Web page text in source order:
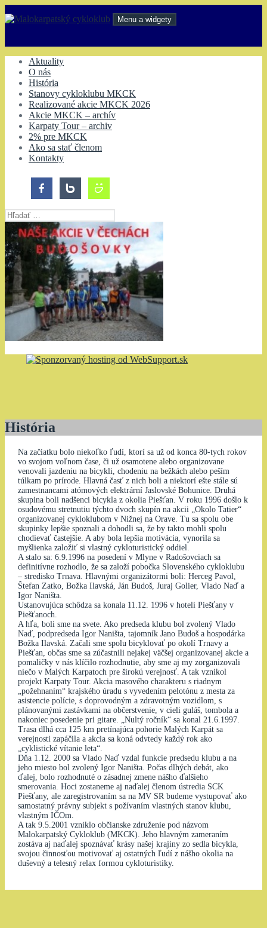
na
Menu a widgety
Aktuality
O nás
História
Stanovy cykloklubu MKCK
Realizované akcie MKCK 2026
Akcie MKCK – archív
Karpaty Tour – archiv
2% pre MKCK
Ako sa stať členom
Kontakty
Hľadať:
História
Na začiatku bolo niekoľko ľudí, ktorí sa už od konca 80-tych rokov
vo svojom voľnom čase, či už osamotene alebo organizovane
venovali jazdeniu na bicykli, chodeniu na bežkách alebo peším
túlkam po prírode. Hlavná časť z nich boli a niektorí ešte stále sú
zamestnancami atómových elektrární Jaslovské Bohunice. Druhá
skupina boli nadšenci bicykla z okolia Piešťan. V roku 1996 došlo k
osudovému stretnutiu týchto dvoch skupín na akcii „Okolo Tatier“
organizovanej cykloklubom v Nižnej na Orave. Tu sa spolu obe
skupinky lepšie spoznali a dohodli sa, že by takto mohli spolu
chodievať častejšie. A aby bola lepšia motivácia, vynorila sa
myšlienka založiť si vlastný cykloturistický oddiel.
A stalo sa: 6.9.1996 na posedení v Mlyne v Radošovciach sa
definitívne rozhodlo, že sa založí pobočka Slovenského cykloklubu
– stredisko Trnava. Hlavnými organizátormi boli: Herceg Pavol,
Štefan Zatko, Božka Ilavská, Ján Budoš, Juraj Golier, Vlado Naď a
Igor Naništa.
Ustanovujúca schôdza sa konala 11.12. 1996 v hoteli Piešťany v
Piešťanoch.
A hľa, boli sme na svete. Ako predseda klubu bol zvolený Vlado
Naď, podpredseda Igor Naništa, tajomník Jano Budoš a hospodárka
Božka Ilavská. Začali sme spolu bicyklovať po okolí Trnavy a
Piešťan, občas sme sa zúčastnili nejakej väčšej organizovanej akcie a
pomaličky v nás klíčilo rozhodnutie, aby sme aj my zorganizovali
niečo v Malých Karpatoch pre širokú verejnosť. A tak vznikol
projekt Karpaty Tour. Akcia masového charakteru s riadnym
„požehnaním“ krajského úradu s vyvedením pelotónu z mesta za
asistencie polície, s doprovodným a zdravotným vozidlom, s
plánovanými zastávkami na občerstvenie, v cieli guláš, tombola a
nakoniec posedenie pri gitare. „Nultý ročník“ sa konal 21.6.1997.
Trasa dlhá cca 125 km pretínajúca pohorie Malých Karpát sa
verejnosti zapáčila a akcia sa koná odvtedy každý rok ako
„cyklistické vítanie leta“.
Dňa 1.12. 2000 sa Vlado Naď vzdal funkcie predsedu klubu a na
jeho miesto bol zvolený Igor Naništa. Počas dlhých debát, ako
ďalej, bolo rozhodnuté o zásadnej zmene nášho ďalšieho
smerovania. Hoci zostaneme aj naďalej členom ústredia SCK
Piešťany, ale zaregistrovaním sa na MV SR budeme vystupovať ako
samostatný právny subjekt s požívaním vlastných stanov klubu,
vlastným IČOm.
A tak 9.5.2001 vzniklo občianske združenie pod názvom
Malokarpatský Cykloklub (MKCK). Jeho hlavným zameraním
zostáva aj naďalej spoznávať krásy našej krajiny zo sedla bicykla,
svojou činnosťou motivovať aj ostatných ľudí z nášho okolia na
duševný a telesný relax formou cykloturistiky.